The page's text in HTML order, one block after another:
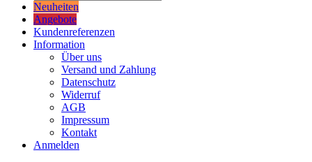
Neuheiten
Angebote
Kundenreferenzen
Information
Über uns
Versand und Zahlung
Datenschutz
Widerruf
AGB
Impressum
Kontakt
Anmelden